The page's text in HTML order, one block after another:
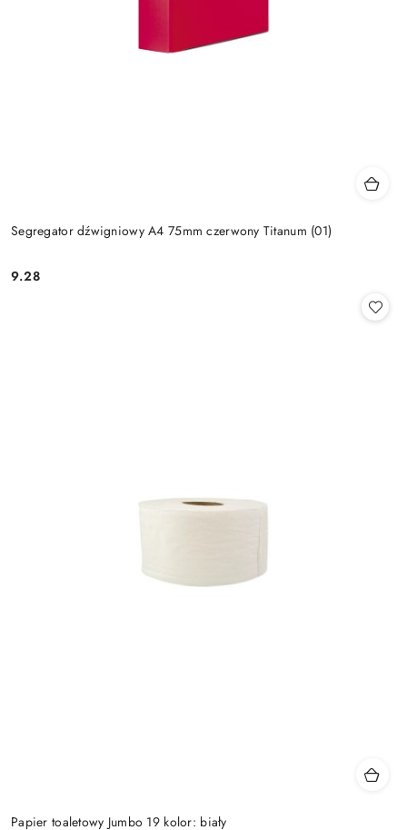
Segregator dźwigniowy A4 75mm czerwony Titanum (01)
Cena:
9.28
Papier toaletowy Jumbo 19 kolor: biały